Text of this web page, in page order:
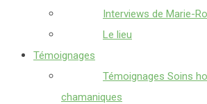
Interviews de Marie-
Le lieu
Témoignages
Témoignages Soins
chamaniques